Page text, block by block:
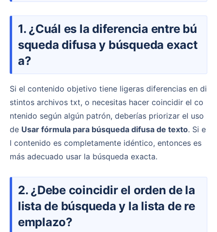
1. ¿Cuál es la diferencia entre bú
squeda difusa y búsqueda exact
a?
Si el contenido objetivo tiene ligeras diferencias en di
stintos archivos txt, o necesitas hacer coincidir el co
ntenido según algún patrón, deberías priorizar el uso
de Usar fórmula para búsqueda difusa de texto. Si e
l contenido es completamente idéntico, entonces es
más adecuado usar la búsqueda exacta.
2. ¿Debe coincidir el orden de la
lista de búsqueda y la lista de re
emplazo?